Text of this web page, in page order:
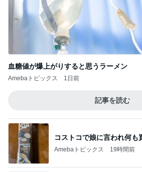
血糖値が爆上がりすると思うラーメン
Amebaトピックス 1日前
記事を読む
Amebaトピックス 19時間前
レンジだけで作れる絶品冷
Amebaトピックス 1日前